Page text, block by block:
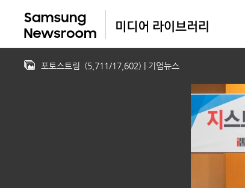
포토스트림 (5,711/17,602) | 기업뉴스